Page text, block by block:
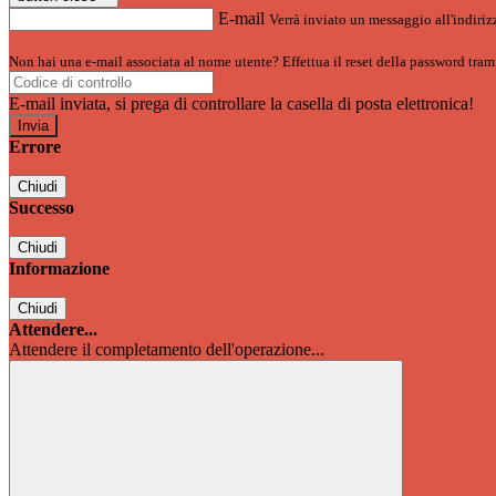
E-mail Verrà inviato un messaggio
Non hai una e-mail associata al nome utente? Effettua il reset della password
E-mail inviata, si prega di controllare la casella di posta elettronica!
Errore
Chiudi
Successo
Chiudi
Informazione
Chiudi
Attendere...
Attendere il completamento dell'operazione...